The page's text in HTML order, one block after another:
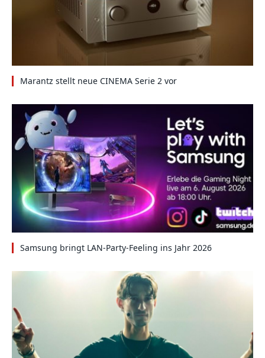
Marantz stellt neue CINEMA Serie 2 vor
Samsung bringt LAN-Party-Feeling ins Jahr 2026